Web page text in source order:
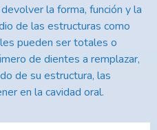
la forma, función y la
de las estructuras como
pueden ser totales o
de dientes a remplazar,
de su estructura, las
en la cavidad oral.